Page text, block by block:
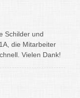
Schilder und
die Mitarbeiter
Vielen Dank!